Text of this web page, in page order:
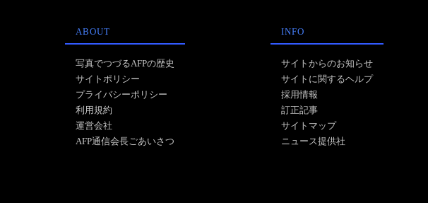
ABOUT
写真でつづるAFPの歴史
サイトポリシー
プライバシーポリシー
利用規約
運営会社
AFP通信会長ごあいさつ
INFO
サイトからのお知らせ
サイトに関するヘルプ
採用情報
訂正記事
サイトマップ
ニュース提供社